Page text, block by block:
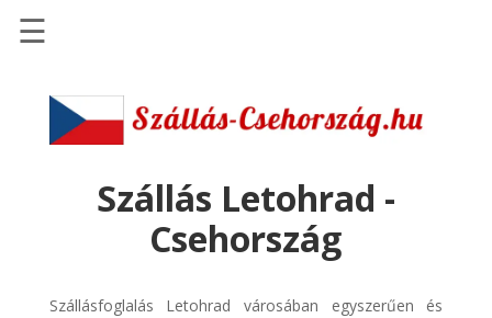
Szállások
Szállásinfo.eu
pénzvisszatérítéssel
☰
Szállás Letohrad -
Csehország
Szállásfoglalás Letohrad városában egyszerűen és